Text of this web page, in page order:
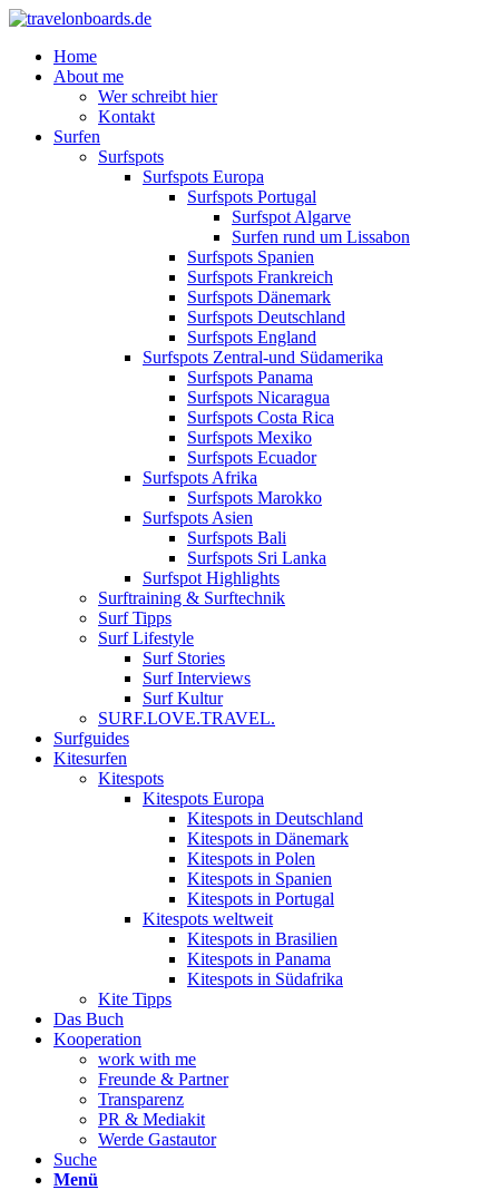
Home
About me
Wer schreibt hier
Kontakt
Surfen
Surfspots
Surfspots Europa
Surfspots Portugal
Surfspot Algarve
Surfen rund um Lissabon
Surfspots Spanien
Surfspots Frankreich
Surfspots Dänemark
Surfspots Deutschland
Surfspots England
Surfspots Zentral-und Südamerika
Surfspots Panama
Surfspots Nicaragua
Surfspots Costa Rica
Surfspots Mexiko
Surfspots Ecuador
Surfspots Afrika
Surfspots Marokko
Surfspots Asien
Surfspots Bali
Surfspots Sri Lanka
Surfspot Highlights
Surftraining & Surftechnik
Surf Tipps
Surf Lifestyle
Surf Stories
Surf Interviews
Surf Kultur
SURF.LOVE.TRAVEL.
Surfguides
Kitesurfen
Kitespots
Kitespots Europa
Kitespots in Deutschland
Kitespots in Dänemark
Kitespots in Polen
Kitespots in Spanien
Kitespots in Portugal
Kitespots weltweit
Kitespots in Brasilien
Kitespots in Panama
Kitespots in Südafrika
Kite Tipps
Das Buch
Kooperation
work with me
Freunde & Partner
Transparenz
PR & Mediakit
Werde Gastautor
Suche
Menü